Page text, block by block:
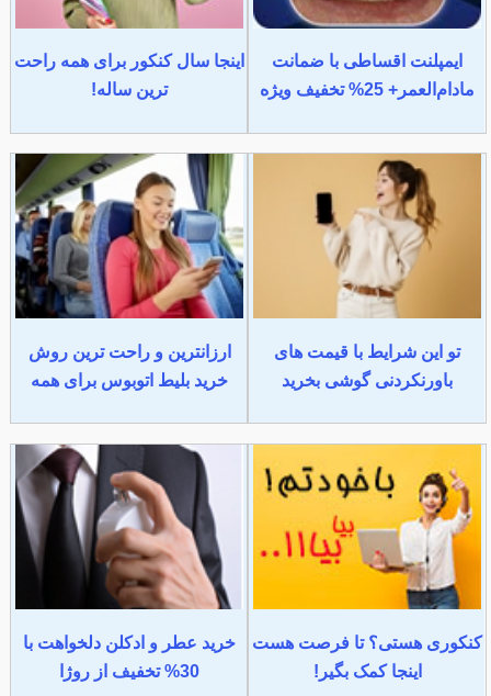
ایمپلنت اقساطی با ضمانت
مادام‌العمر+ 25% تخفیف ویژه
اینجا سال کنکور برای همه راحت
ترین ساله!
تو این شرایط با قیمت های
باورنکردنی گوشی بخرید
ارزانترین و راحت ترین روش
خرید بلیط اتوبوس برای همه
کنکوری هستی؟ تا فرصت هست
اینجا کمک بگیر!
خرید عطر و ادکلن دلخواهت با
30% تخفیف از روژا